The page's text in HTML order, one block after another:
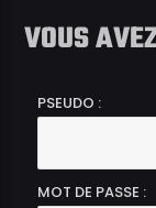
VOUS
PSEUDO :
MOT DE PASSE :